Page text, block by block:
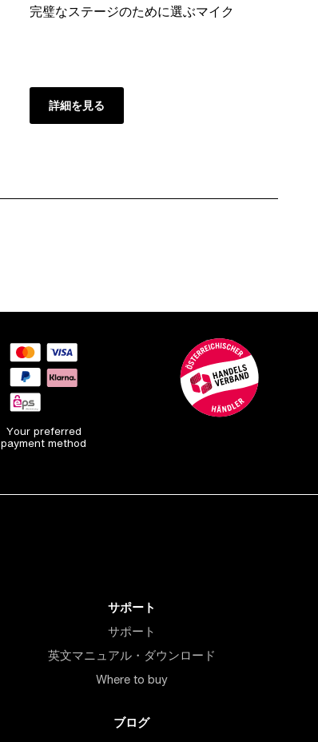
完璧なステージのために選ぶマイク
詳細を見る
Your preferred
payment method
サポート
サポート
英文マニュアル・ダウンロード
Where to buy
ブログ